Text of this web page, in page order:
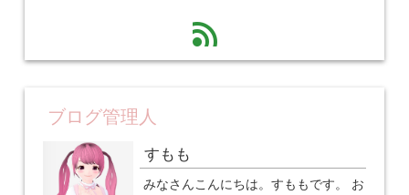
feed
ブログ管理人
すもも
みなさんこんにちは。すももです。 お